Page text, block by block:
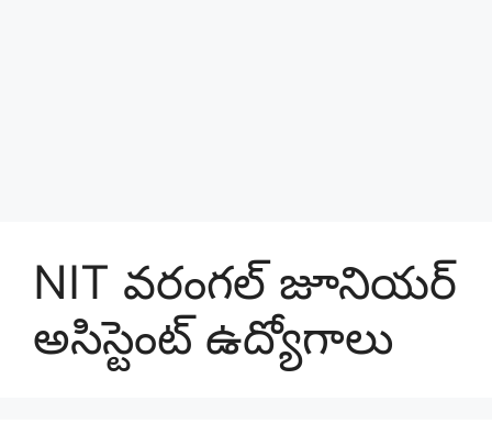
NIT వరంగల్ జూనియర్
అసిస్టెంట్ ఉద్యోగాలు